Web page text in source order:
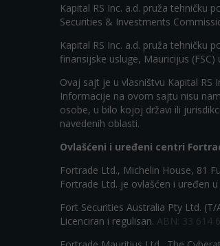
Kapital RS Inc. a.d. pruža tehničku
Securities & Investments
Kapital RS Inc. a.d. pruža
finansijske usluge, Mauricijus
Ovaj sajt je u vlasništvu Kapital RS
Informacije na ovom sajtu nisu
osobe, u bilo kojoj državi ili
navedenih oblasti.
Ovlašćeni i uređeni centri
Fortrade Ltd., Michelin House, 81
Fortrade Ltd. je ovlašćen i uređen
Fort Securities Australia Pty Ltd.
Licenciran i regulisan. ABN: 33 614